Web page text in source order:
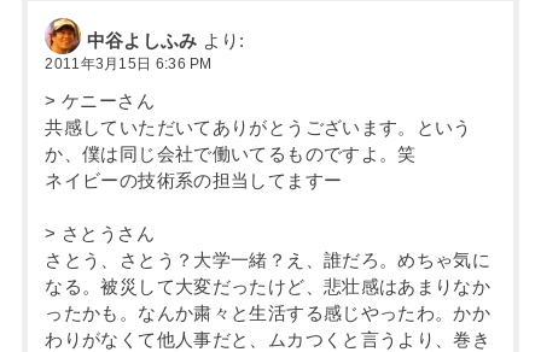
中谷よしふみ より:
2011年3月15日 6:36 PM
> ケニーさん
共感していただいてありがとうございます。という
か、僕は同じ会社で働いてるものですよ。笑
ネイビーの技術系の担当してますー
> さとうさん
さとう、さとう？大学一緒？え、誰だろ。めちゃ気に
なる。被災して大変だったけど、悲壮感はあまりなか
ったかも。なんか粛々と生活する感じやったわ。かか
わりがなくて他人事だと、ムカつくと言うより、巻き